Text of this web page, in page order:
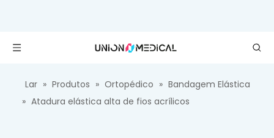
Lar » Produtos » Ortopédico » Bandagem Elástica
» Atadura elástica alta de fios acrílicos